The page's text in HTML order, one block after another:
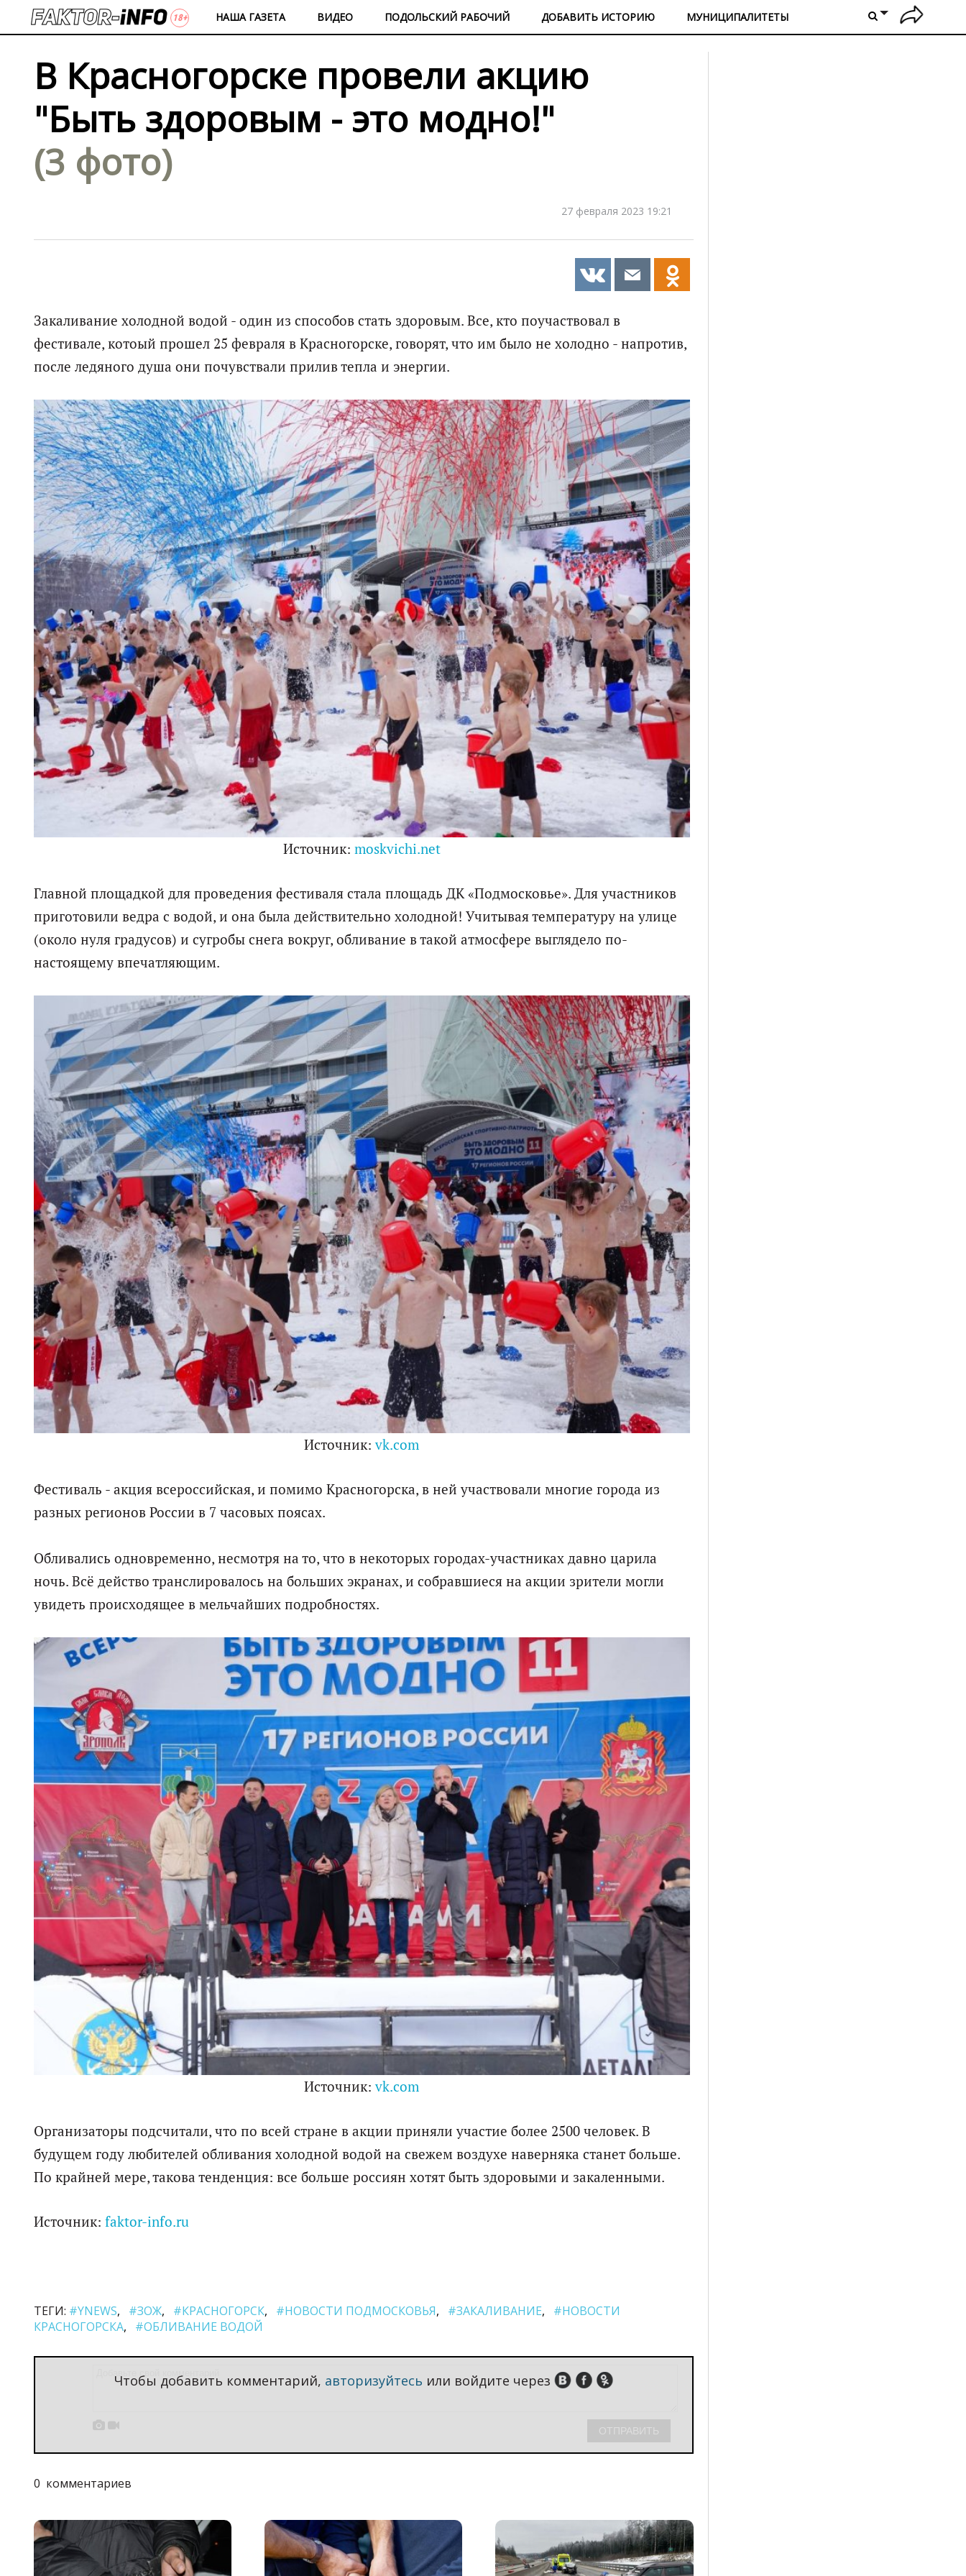
НАША ГАЗЕТА ВИДЕО ПОДОЛЬСКИЙ РАБОЧИЙ ДОБАВИТЬ ИСТОРИЮ МУНИЦИПАЛИТЕТЫ
В Красногорске провели акцию
"Быть здоровым - это модно!"
(3 фото)
27 февраля 2023 19:21
Закаливание холодной водой - один из способов стать здоровым. Все, кто поучаствовал в
фестивале, котоый прошел 25 февраля в Красногорске, говорят, что им было не холодно - напротив,
после ледяного душа они почувствали прилив тепла и энергии.
Источник: moskvichi.net
Главной площадкой для проведения фестиваля стала площадь ДК «Подмосковье». Для участников
приготовили ведра с водой, и она была действительно холодной! Учитывая температуру на улице
(около нуля градусов) и сугробы снега вокруг, обливание в такой атмосфере выглядело по-
настоящему впечатляющим.
Источник:vk.com
Фестиваль - акция всероссийская, и помимо Красногорска, в ней участвовали многие города из
разных регионов России в 7 часовых поясах.
Обливались одновременно, несмотря на то, что в некоторых городах-участниках давно царила
ночь. Всё действо транслировалось на больших экранах, и собравшиеся на акции зрители могли
увидеть происходящее в мельчайших подробностях.
Источник:vk.com
Организаторы подсчитали, что по всей стране в акции приняли участие более 2500 человек. В
будущем году любителей обливания холодной водой на свежем воздухе наверняка станет больше.
По крайней мере, такова тенденция: все больше россиян хотят быть здоровыми и закаленными.
Источник: faktor-info.ru
ТЕГИ: #YNEWS #ЗОЖ #КРАСНОГОРСК #НОВОСТИ ПОДМОСКОВЬЯ #ЗАКАЛИВАНИЕ
#НОВОСТИ
КРАСНОГОРСКА
#ОБЛИВАНИЕ ВОДОЙ
Чтобы добавить комментарий, авторизуйтесь или войдите через
 
0 комментариев